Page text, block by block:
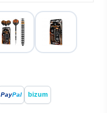
PayPal bizum